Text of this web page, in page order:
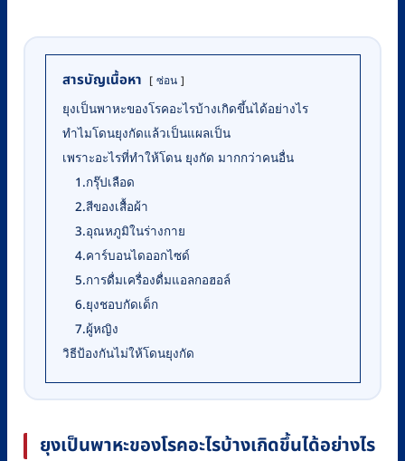
สารบัญเนื้อหา ซ่อน
ยุงเป็นพาหะของโรคอะไรบ้างเกิดขึ้นได้อย่างไร
ทำไมโดนยุงกัดแล้วเป็นแผลเป็น
เพราะอะไรที่ทำให้โดน ยุงกัด มากกว่าคนอื่น
1.กรุ๊ปเลือด
2.สีของเสื้อผ้า
3.อุณหภูมิในร่างกาย
4.คาร์บอนไดออกไซด์
5.การดื่มเครื่องดื่มแอลกอฮอล์
6.ยุงชอบกัดเด็ก
7.ผู้หญิง
วิธีป้องกันไม่ให้โดนยุงกัด
ยุงเป็นพาหะของโรคอะไรบ้างเกิดขึ้นได้อย่างไร